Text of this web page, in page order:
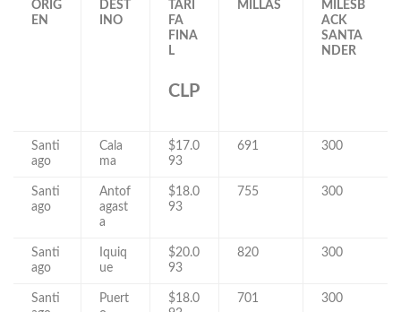
ORIG
EN
DEST
INO
TARI
FA
FINA
L
CLP
MILLAS
MILESB
ACK
SANTA
NDER
Santi
ago
Cala
ma
$17.0
93
691 300
Santi
ago
Antof
agast
a
$18.0
93
755 300
Santi
ago
Iquiq
ue
$20.0
93
820 300
Santi
Puert
$18.0
701 300